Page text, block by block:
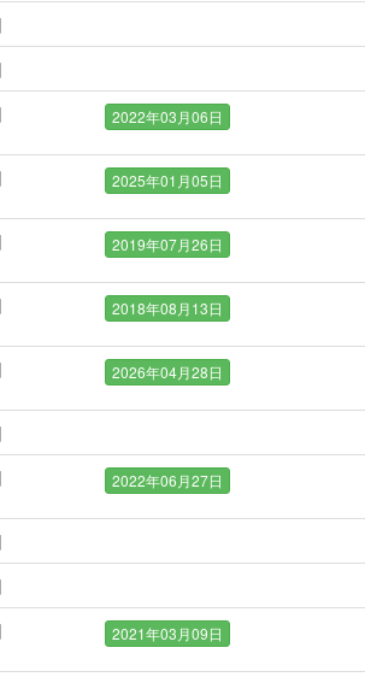
2022年03月06日
2025年01月05日
2019年07月26日
2018年08月13日
2026年04月28日
2022年06月27日
2021年03月09日